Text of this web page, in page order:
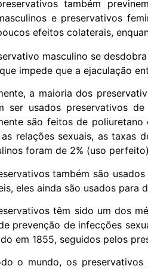
também
e preservativos
efeitos colaterais,
masculino se
impede que a ejaculação
a maioria dos
ser usados ​​preservativos
são feitos de
relações sexuais, as taxas
foram de 2% (uso
também são
eles ainda são usados ​​para
têm sido um dos
prevenção de infecções
em 1855, seguidos pelos
o mundo, os